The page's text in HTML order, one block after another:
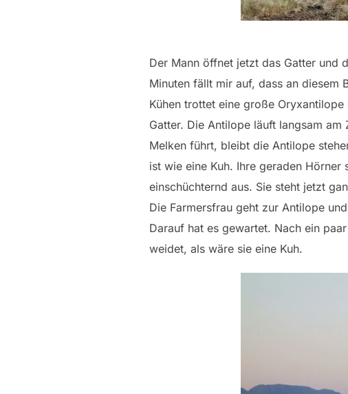
Der Mann öffnet jetzt das Gatter und
Minuten fällt mir auf, dass an diesem
Kühen trottet eine große
Gatter. Die Antilope läuft langsam
Melken führt, bleibt die Antilope
ist wie eine Kuh. Ihre geraden
einschüchternd aus. Sie steht jetzt
Die Farmersfrau geht zur Antilope
Darauf hat es gewartet. Nach ein
weidet, als wäre sie eine Kuh.